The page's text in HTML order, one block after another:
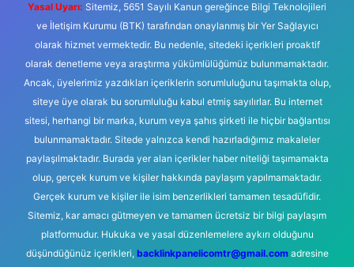
Yasal Uyarı: Sitemiz, 5651 Sayılı Kanun gereğince Bilgi Teknolojileri
ve İletişim Kurumu (BTK) tarafından onaylanmış bir Yer Sağlayıcı
olarak hizmet vermektedir. Bu nedenle, sitedeki içerikleri proaktif
olarak denetleme veya araştırma yükümlülüğümüz bulunmamaktadır.
Ancak, üyelerimiz yazdıkları içeriklerin sorumluluğunu taşımakta olup,
siteye üye olarak bu sorumluluğu kabul etmiş sayılırlar. Bu internet
sitesi, herhangi bir marka, kurum veya şahıs şirketi ile hiçbir bağlantısı
bulunmamaktadır. Sitede yalnızca kendi hazırladığımız makaleler
paylaşılmaktadır. Burada yer alan içerikler haber niteliği taşımamakta
olup, gerçek kurum ve kişiler hakkında paylaşım yapılmamaktadır.
Gerçek kurum ve kişiler ile isim benzerlikleri tamamen tesadüfidir.
Sitemiz, kar amacı gütmeyen ve tamamen ücretsiz bir bilgi paylaşım
platformudur. Hukuka ve yasal düzenlemelere aykırı olduğunu
düşündüğünüz içerikleri, backlinkpanelicomtr@gmail.comadresine